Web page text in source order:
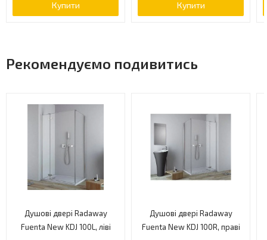
Купити Купити
Рекомендуємо подивитись
Душові двері Radaway
Fuenta New KDJ 100L, ліві
Душові двері Radaway
Fuenta New KDJ 100R, праві